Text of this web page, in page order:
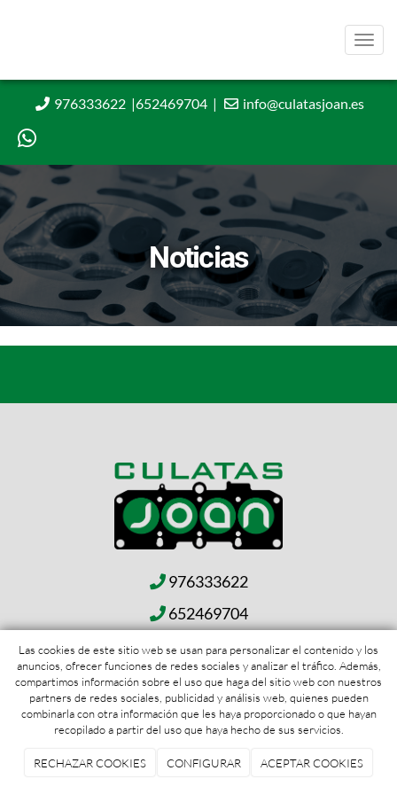
976333622|652469704| info@culatasjoan.es
Noticias
976333622
652469704
info@culatasjoan.es
652469704
CULATAS JOAN S.L.2026 Aviso legal y Política de privacidad|Política
Las cookies de este sitio web se usan para personalizar el contenido y los
anuncios, ofrecer funciones de redes sociales y analizar el tráfico. Además,
compartimos información sobre el uso que haga del sitio web con nuestros
partners de redes sociales, publicidad y análisis web, quienes pueden
combinarla con otra información que les haya proporcionado o que hayan
recopilado a partir del uso que haya hecho de sus servicios.
RECHAZAR COOKIES CONFIGURAR ACEPTAR COOKIES